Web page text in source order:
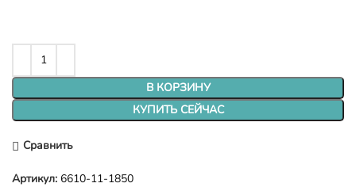
В КОРЗИНУ
КУПИТЬ СЕЙЧАС
Сравнить
Артикул: 6610-11-1850